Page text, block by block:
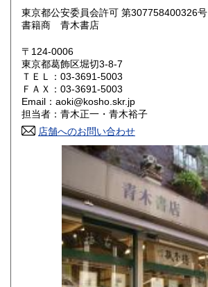
鳥取県 1,320円 島根県
岡山県
山口県 1,320円
香川県 1,320円
高知県 1,320円
1,590円 長崎県
1,590円 大分県
1,590円 鹿児島県
1,690円
東京都公安委員会許可 第307758400326号
書籍商 青木書店
〒124-0006
東京都葛飾区堀切3-8-7
ＴＥＬ：03-3691-5003
ＦＡＸ：03-3691-5003
Email：aoki@kosho.skr.jp
担当者：青木正一・青木裕子
店舗へのお問い合わせ